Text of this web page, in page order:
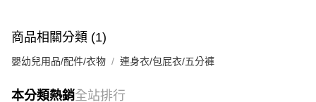
商品相關分類 (1)
嬰幼兒用品/配件/衣物 連身衣/包屁衣/五分褲
本分類熱銷全站排行